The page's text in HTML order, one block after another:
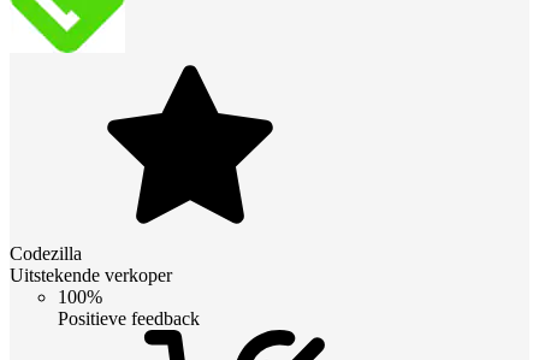
Codezilla
Uitstekende verkoper
100%
Positieve feedback